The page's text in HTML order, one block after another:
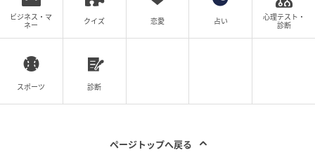
ビジネス・マ
ネー
クイズ 恋愛 占い
心理テスト・
診断
スポーツ 診断
ページトップへ戻る